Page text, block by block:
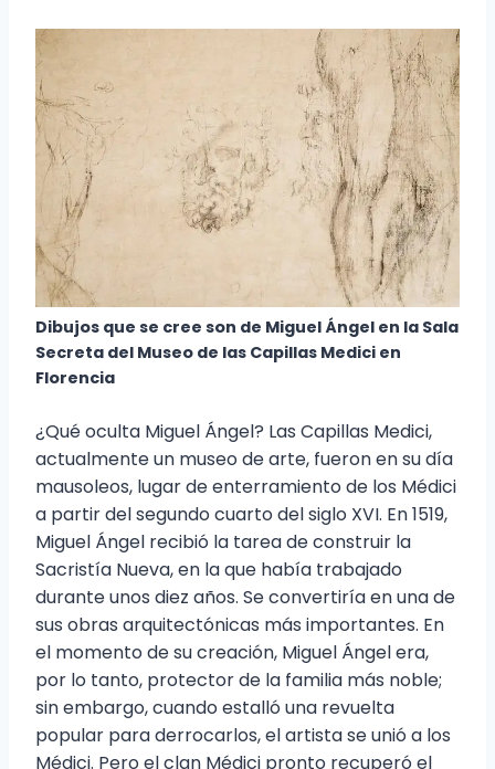
Dibujos que se cree son de Miguel Ángel en la Sala
Secreta del Museo de las Capillas Medici en
Florencia
¿Qué oculta Miguel Ángel? Las Capillas Medici,
actualmente un museo de arte, fueron en su día
mausoleos, lugar de enterramiento de los Médici
a partir del segundo cuarto del siglo XVI. En 1519,
Miguel Ángel recibió la tarea de construir la
Sacristía Nueva, en la que había trabajado
durante unos diez años. Se convertiría en una de
sus obras arquitectónicas más importantes. En
el momento de su creación, Miguel Ángel era,
por lo tanto, protector de la familia más noble;
sin embargo, cuando estalló una revuelta
popular para derrocarlos, el artista se unió a los
Médici. Pero el clan Médici pronto recuperó el